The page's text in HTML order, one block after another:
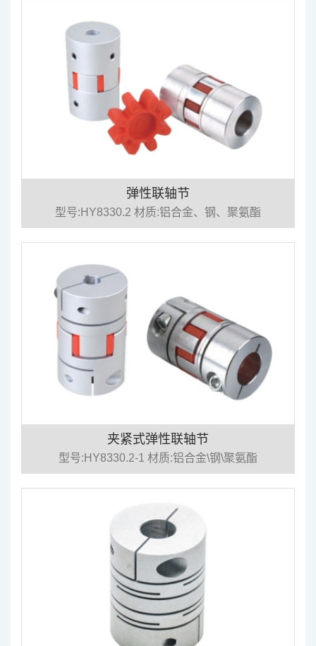
弹性联轴节
型号:HY8330.2 材质:铝合金、钢、聚氨酯
夹紧式弹性联轴节
型号:HY8330.2-1 材质:铝合金\钢\聚氨酯